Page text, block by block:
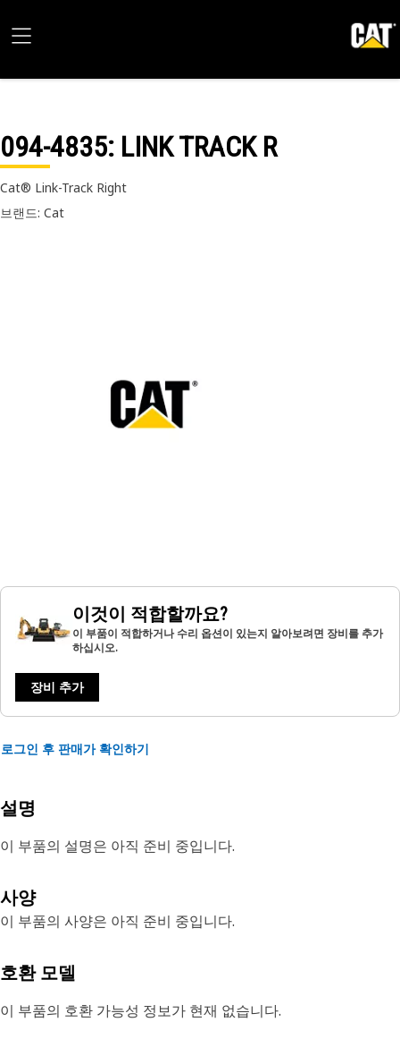
094-4835: LINK TRACK R
Cat® Link-Track Right
브랜드: Cat
이것이 적합할까요?
이 부품이 적합하거나 수리 옵션이 있는지 알아보려면 장비를 추가
하십시오.
장비 추가
로그인 후 판매가 확인하기
설명
이 부품의 설명은 아직 준비 중입니다.
사양
이 부품의 사양은 아직 준비 중입니다.
호환 모델
이 부품의 호환 가능성 정보가 현재 없습니다.